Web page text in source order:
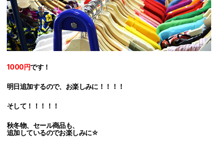
1000円です！
明日追加するので、お楽しみに！！！！
そして！！！！！
秋冬物、セール商品も、
追加しているのでお楽しみに☆